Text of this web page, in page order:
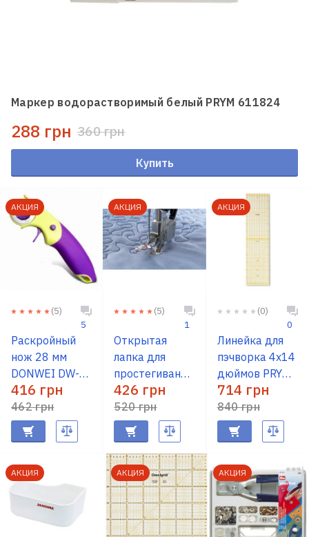
Маркер водорастворимый белый PRYM 611824
288 грн 360 грн
Купить
АКЦИЯ
(5)
5
Раскройный
нож 28 мм
DONWEI DW-
RC028A
416 грн
462 грн
АКЦИЯ
(5)
1
Открытая
лапка для
простегивания
PFAFF 820544-
096
426 грн
520 грн
АКЦИЯ
(0)
0
Линейка для
пэчворка 4х14
дюймов PRYM
611477
714 грн
840 грн
АКЦИЯ АКЦИЯ АКЦИЯ